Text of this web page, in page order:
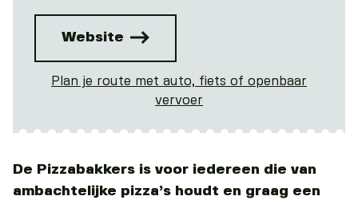
Website
Plan je route met auto, fiets of openbaar
vervoer
De Pizzabakkers is voor iedereen die van
ambachtelijke pizza’s houdt en graag een